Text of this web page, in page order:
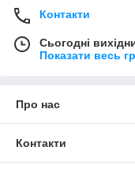
Контакти
Сьогодні
Показати весь
Про нас
Контакти